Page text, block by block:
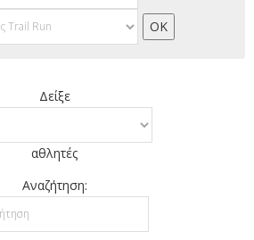
Δείξε
αθλητές
Αναζήτηση: